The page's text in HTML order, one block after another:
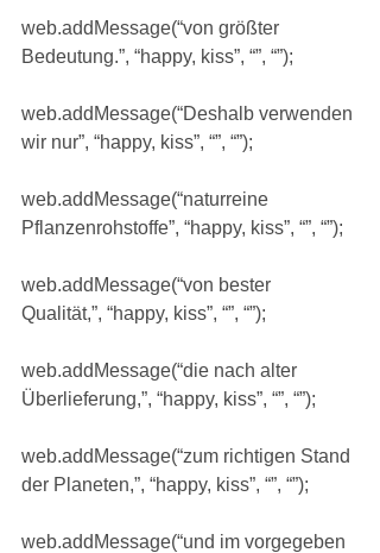
web.addMessage(“von größter
Bedeutung.”, “happy, kiss”, “”, “”);
web.addMessage(“Deshalb verwenden
wir nur”, “happy, kiss”, “”, “”);
web.addMessage(“naturreine
Pflanzenrohstoffe”, “happy, kiss”, “”, “”);
web.addMessage(“von bester
Qualität,”, “happy, kiss”, “”, “”);
web.addMessage(“die nach alter
Überlieferung,”, “happy, kiss”, “”, “”);
web.addMessage(“zum richtigen Stand
der Planeten,”, “happy, kiss”, “”, “”);
web.addMessage(“und im vorgegeben